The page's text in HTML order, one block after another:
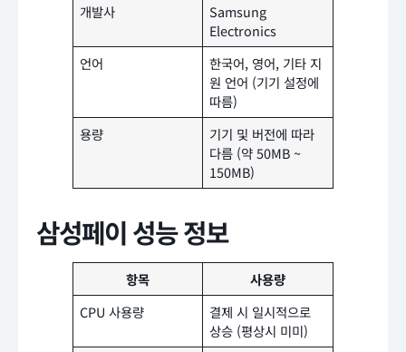
개발사
Samsung
Electronics
언어
한국어, 영어, 기타 지
원 언어 (기기 설정에
따름)
용량
기기 및 버전에 따라
다름 (약 50MB ~
150MB)
삼성페이 성능 정보
항목
사용량
CPU 사용량
결제 시 일시적으로
상승 (평상시 미미)